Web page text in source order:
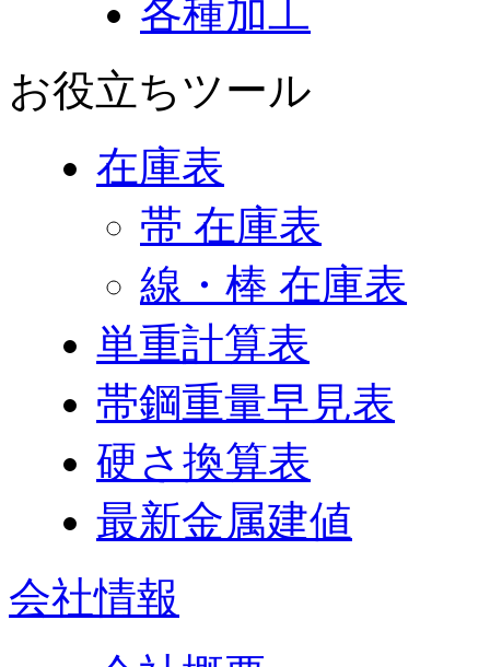
各種加工
お役立ちツール
在庫表
帯 在庫表
線・棒 在庫表
単重計算表
帯鋼重量早見表
硬さ換算表
最新金属建値
会社情報